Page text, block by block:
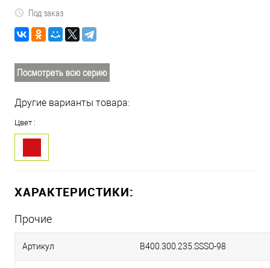
Под заказ
Другие варианты товара:
Цвет :
ХАРАКТЕРИСТИКИ:
Прочие
Артикул B400.300.235.SSSO-98